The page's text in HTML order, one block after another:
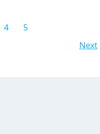
Page
4 Page
5
Next